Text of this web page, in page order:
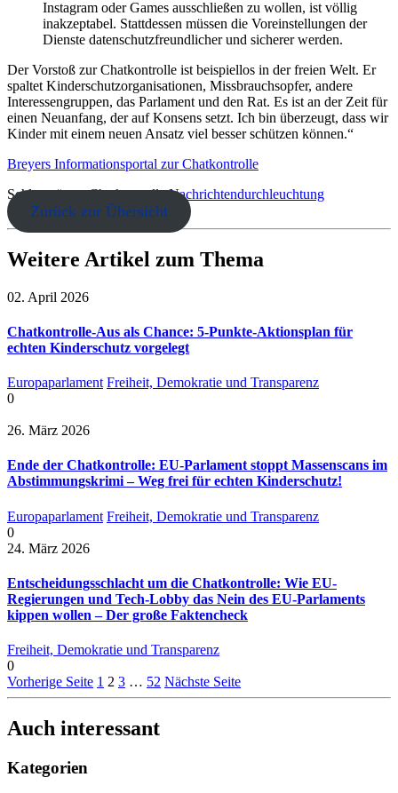
Instagram oder Games ausschließen zu wollen, ist völlig
inakzeptabel. Stattdessen müssen die Voreinstellungen der
Dienste datenschutzfreundlicher und sicherer werden.
Der Vorstoß zur Chatkontrolle ist beispiellos in der freien Welt. Er
spaltet Kinderschutzorganisationen, Missbrauchsopfer, andere
Interessengruppen, das Parlament und den Rat. Es ist an der Zeit für
einen Neuanfang, der auf Konsens setzt. Ich bin überzeugt, dass wir
Kinder mit einem neuen Ansatz viel besser schützen können.“
Breyers Informationsportal zur Chatkontrolle
Schlagwörter: Chatkontrolle Nachrichtendurchleuchtung
Zurück zur Übersicht
Weitere Artikel zum Thema
02. April 2026
Chatkontrolle-Aus als Chance: 5-Punkte-Aktionsplan für
echten Kinderschutz vorgelegt
Europaparlament Freiheit, Demokratie und Transparenz
0
26. März 2026
Ende der Chatkontrolle: EU-Parlament stoppt Massenscans im
Abstimmungskrimi – Weg frei für echten Kinderschutz!
Europaparlament Freiheit, Demokratie und Transparenz
0
24. März 2026
Entscheidungsschlacht um die Chatkontrolle: Wie EU-
Regierungen und Tech-Lobby das Nein des EU-Parlaments
kippen wollen – Der große Faktencheck
Freiheit, Demokratie und Transparenz
0
Vorherige Seite 1 2 3 … 52 Nächste Seite
Auch interessant
Kategorien